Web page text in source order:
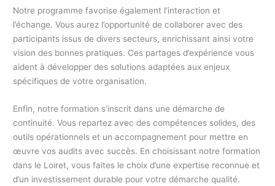
Notre programme favorise également l’interaction et
l’échange. Vous aurez l’opportunité de collaborer avec des
participants issus de divers secteurs, enrichissant ainsi votre
vision des bonnes pratiques. Ces partages d’expérience vous
aident à développer des solutions adaptées aux enjeux
spécifiques de votre organisation.
Enfin, notre formation s’inscrit dans une démarche de
continuité. Vous repartez avec des compétences solides, des
outils opérationnels et un accompagnement pour mettre en
œuvre vos audits avec succès. En choisissant notre formation
dans le Loiret, vous faites le choix d’une expertise reconnue et
d’un investissement durable pour votre démarche qualité.